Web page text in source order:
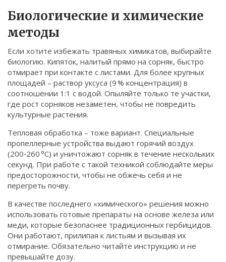
Биологические и химические
методы
Если хотите избежать травяных химикатов, выбирайте
биологию. Кипяток, налитый прямо на сорняк, быстро
отмирает при контакте с листами. Для более крупных
площадей – раствор уксуса (9 % концентрация) в
соотношении 1:1 с водой. Опыляйте только те участки,
где рост сорняков незаметен, чтобы не повредить
культурные растения.
Тепловая обработка – тоже вариант. Специальные
пропеллерные устройства выдают горячий воздух
(200‑260 °C) и уничтожают сорняк в течение нескольких
секунд. При работе с такой техникой соблюдайте меры
предосторожности, чтобы не обжечь себя и не
перегреть почву.
В качестве последнего «химического» решения можно
использовать готовые препараты на основе железа или
меди, которые безопаснее традиционных гербицидов.
Они работают, прилипая к листьям и вызывая их
отмирание. Обязательно читайте инструкцию и не
превышайте дозу.